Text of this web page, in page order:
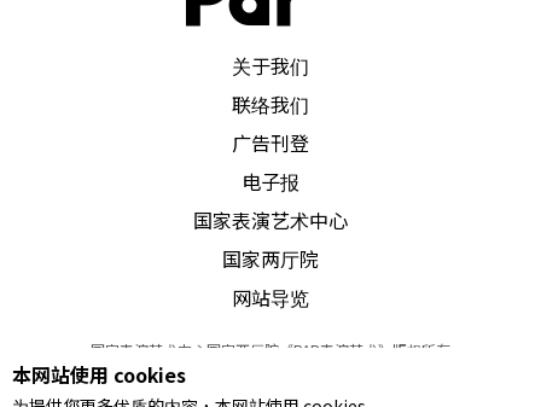
关于我们
联络我们
广告刊登
电子报
国家表演艺术中心
国家两厅院
网站导览
国家表演艺术中心国家两厅院《PAR表演艺术》版权所有
© 2022Performing arts redefined. All Rights Reserved
本网站使用 cookies